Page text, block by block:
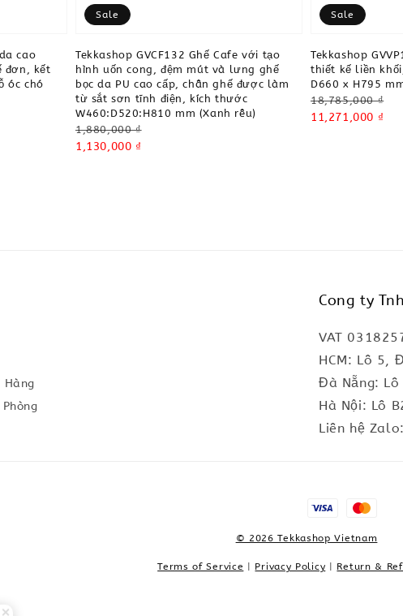
cao
đơn, kết
óc chó
Sale
Tekkashop GVCF132 Ghế Cafe với tạo
hình uốn cong, đệm mút và lưng ghế
bọc da PU cao cấp, chân ghế được làm
từ sắt sơn tĩnh điện, kích thước
W460:D520:H810 mm (Xanh rêu)
Regular
price
1,880,000 ₫
Sale
1,130,000 ₫
Sale
Tekkashop
thiết kế liền
D660 x H795
Regular
price
18,785,000 ₫
Sale
11,271,000 ₫
Hàng
Cong ty
VAT
HCM: Lô 5,
Đà Nẵng:
Hà Nội: Lô
Liên hệ
© 2026 Tekkashop Vietnam
Terms of Service Privacy Policy Return &